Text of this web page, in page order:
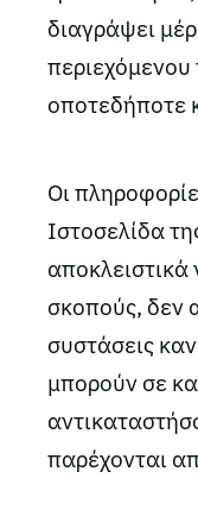
διαγράψει
περιεχόμενου
οποτεδήποτε
Οι
Ιστοσελίδα
αποκλειστικά
σκοπούς, δεν
συστάσεις
μπορούν σε
παρέχονται